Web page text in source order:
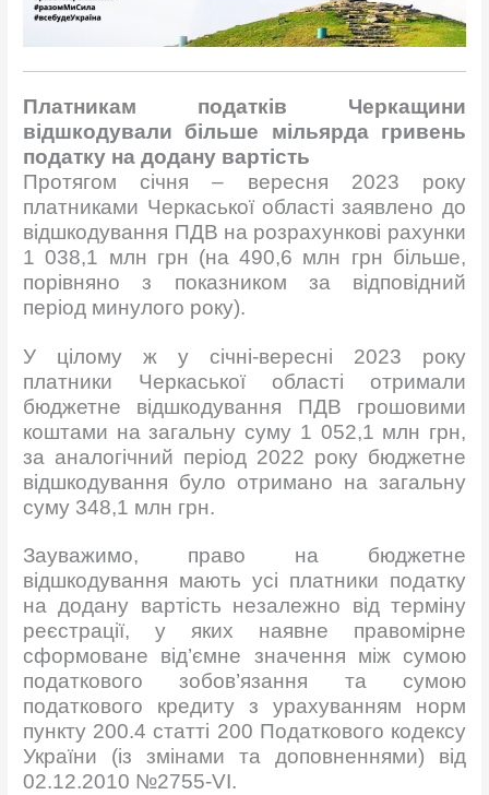
Платникам податків Черкащини
відшкодували більше мільярда гривень
податку на додану вартість
Протягом січня – вересня 2023 року
платниками Черкаської області заявлено до
відшкодування ПДВ на розрахункові рахунки
1 038,1 млн грн (на 490,6 млн грн більше,
порівняно з показником за відповідний
період минулого року).
У цілому ж у січні-вересні 2023 року
платники Черкаської області отримали
бюджетне відшкодування ПДВ грошовими
коштами на загальну суму 1 052,1 млн грн,
за аналогічний період 2022 року бюджетне
відшкодування було отримано на загальну
суму 348,1 млн грн.
Зауважимо, право на бюджетне
відшкодування мають усі платники податку
на додану вартість незалежно від терміну
реєстрації, у яких наявне правомірне
сформоване від’ємне значення між сумою
податкового зобов’язання та сумою
податкового кредиту з урахуванням норм
пункту 200.4 статті 200 Податкового кодексу
України (із змінами та доповненнями) від
02.12.2010 №2755-VІ.